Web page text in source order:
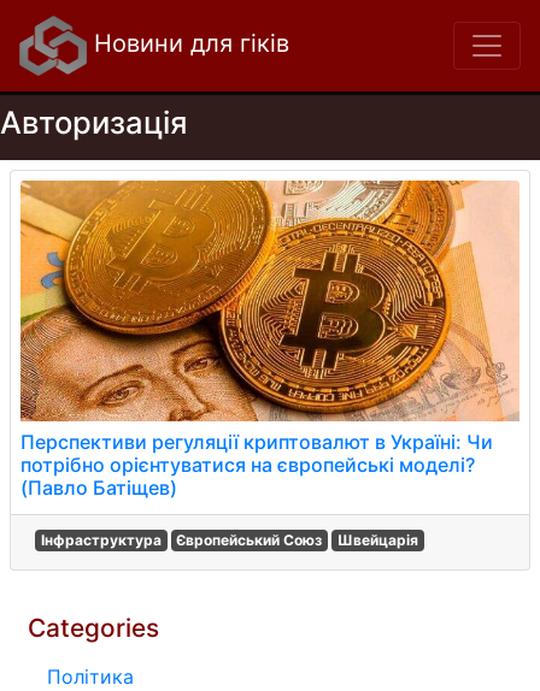
Новини для гіків
Авторизація
Перспективи регуляції криптовалют в Україні: Чи
потрібно орієнтуватися на європейські моделі?
(Павло Батіщев)
Інфраструктура Європейський Союз Швейцарія
Categories
Політика